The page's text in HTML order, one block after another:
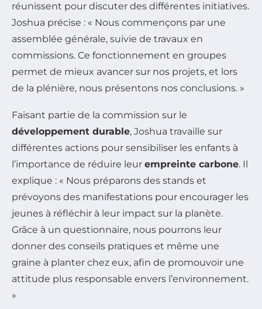
réunissent pour discuter des différentes initiatives.
Joshua précise : « Nous commençons par une
assemblée générale, suivie de travaux en
commissions. Ce fonctionnement en groupes
permet de mieux avancer sur nos projets, et lors
de la plénière, nous présentons nos conclusions. »
Faisant partie de la commission sur le
développement durable, Joshua travaille sur
différentes actions pour sensibiliser les enfants à
l’importance de réduire leur empreinte carbone. Il
explique : « Nous préparons des stands et
prévoyons des manifestations pour encourager les
jeunes à réfléchir à leur impact sur la planète.
Grâce à un questionnaire, nous pourrons leur
donner des conseils pratiques et même une
graine à planter chez eux, afin de promouvoir une
attitude plus responsable envers l’environnement.
»